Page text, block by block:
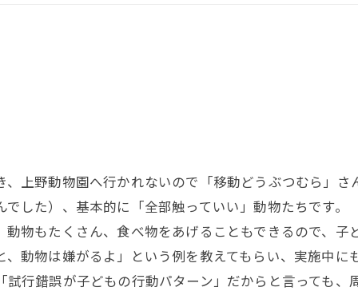
上野動物園へ行かれないので「移動どうぶつむら」
した）、基本的に「全部触っていい」動物たちです。
物もたくさん、食べ物をあげることもできるので、
、動物は嫌がるよ」という例を教えてもらい、実施中
試行錯誤が子どもの行動パターン」だからと言っても